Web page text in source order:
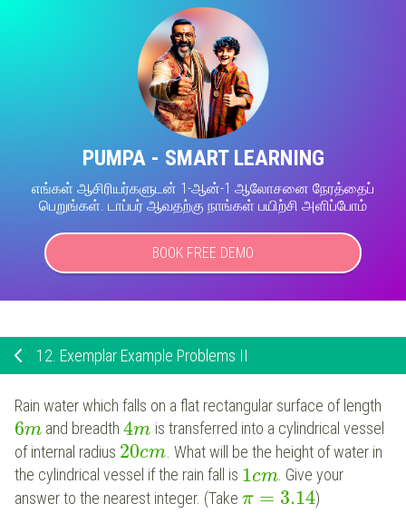
PUMPA - SMART LEARNING
எங்கள் ஆசிரியர்களுடன் 1-ஆன்-1 ஆலோசனை நேரத்தைப்
பெறுங்கள். டாப்பர் ஆவதற்கு நாங்கள் பயிற்சி அளிப்போம்
BOOK FREE DEMO
12. Exemplar Example Problems II
Rain water which falls on a flat rectangular surface of length
6m and breadth4m is transferred into a cylindrical vessel
of internal radius 20cm . What will be the height of water in
the cylindrical vessel if the rain fall is 1cm. Give your
answer to the nearest integer. (Take π = 3.14)